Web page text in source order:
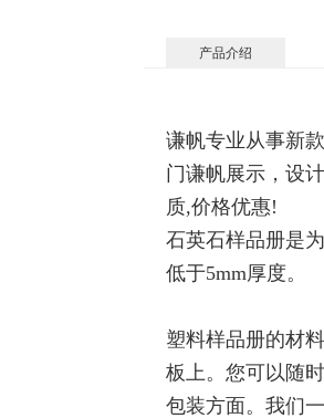
产品介绍
谦帆专业从事新
门谦帆展示，设
质,价格优惠!
石英石样品册是
低于5mm厚度。
塑料样品册的材
板上。您可以随
包装方面。我们